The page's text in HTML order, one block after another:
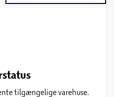
tilgængelige varehuse.